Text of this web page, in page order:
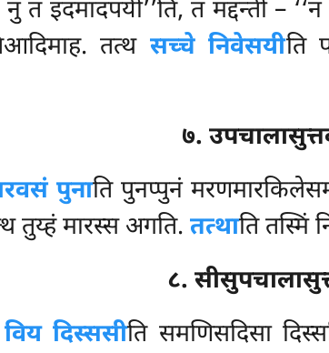
नु तं इदमादपयी’’ति, तं मद्दन्ती –
तत्थ सच्चे निवेसयीति
७.
पुनाति पुनप्पुनं
तुय्हं मारस्स अगति. तत्थाति तस्मिं
८.
दिस्ससीति समणिसदिसा